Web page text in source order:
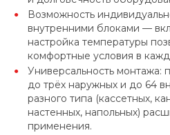
Возможность
внутренними блоками —
настройка температуры
комфортные условия в
Универсальность
до трёх наружных и до 64
разного типа (кассетных,
настенных, напольных)
применения.